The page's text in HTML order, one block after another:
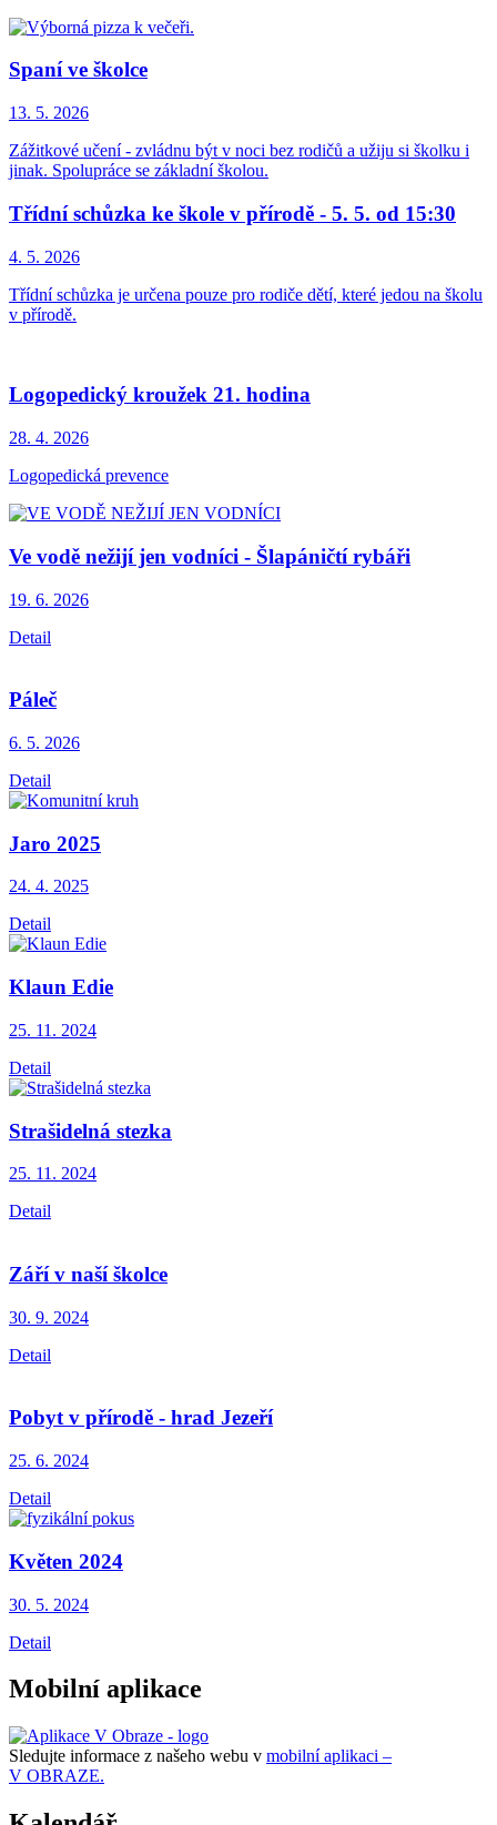
Spaní ve školce
13. 5. 2026
Zážitkové učení - zvládnu být v noci bez rodičů a užiju si školku i
jinak. Spolupráce se základní školou.
Třídní schůzka ke škole v přírodě - 5. 5. od 15:30
4. 5. 2026
Třídní schůzka je určena pouze pro rodiče dětí, které jedou na školu
v přírodě.
Logopedický kroužek 21. hodina
28. 4. 2026
Logopedická prevence
Ve vodě nežijí jen vodníci - Šlapáničtí rybáři
19. 6. 2026
Detail
Páleč
6. 5. 2026
Detail
Jaro 2025
24. 4. 2025
Detail
Klaun Edie
25. 11. 2024
Detail
Strašidelná stezka
25. 11. 2024
Detail
Září v naší školce
30. 9. 2024
Detail
Pobyt v přírodě - hrad Jezeří
25. 6. 2024
Detail
Květen 2024
30. 5. 2024
Detail
Mobilní aplikace
Sledujte informace z našeho webu v mobilní aplikaci –
V OBRAZE.